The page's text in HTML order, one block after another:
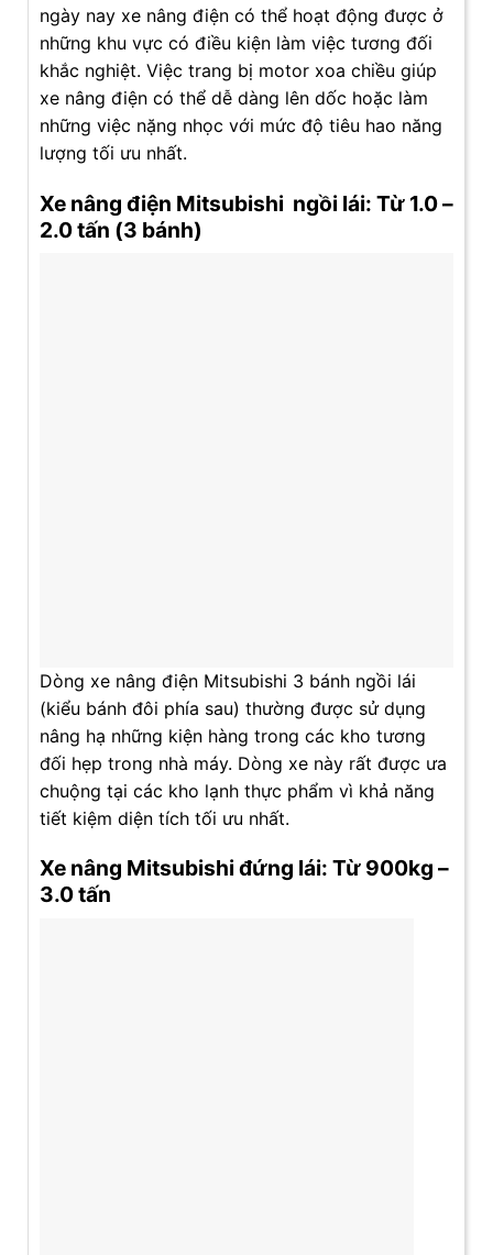
ngày nay xe nâng điện có thể hoạt động được ở
những khu vực có điều kiện làm việc tương đối
khắc nghiệt. Việc trang bị motor xoa chiều giúp
xe nâng điện có thể dễ dàng lên dốc hoặc làm
những việc nặng nhọc với mức độ tiêu hao năng
lượng tối ưu nhất.
Xe nâng điện Mitsubishi ngồi lái: Từ 1.0 –
2.0 tấn (3 bánh)
Dòng xe nâng điện Mitsubishi 3 bánh ngồi lái
(kiểu bánh đôi phía sau) thường được sử dụng
nâng hạ những kiện hàng trong các kho tương
đối hẹp trong nhà máy. Dòng xe này rất được ưa
chuộng tại các kho lạnh thực phẩm vì khả năng
tiết kiệm diện tích tối ưu nhất.
Xe nâng Mitsubishi đứng lái: Từ 900kg –
3.0 tấn